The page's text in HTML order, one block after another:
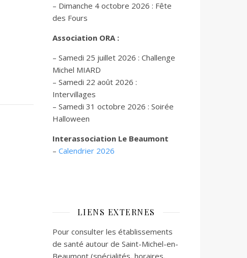
– Dimanche 4 octobre 2026 : Fête
des Fours
Association ORA :
– Samedi 25 juillet 2026 : Challenge
Michel MIARD
– Samedi 22 août 2026 :
Intervillages
– Samedi 31 octobre 2026 : Soirée
Halloween
Interassociation Le Beaumont
– Calendrier 2026
LIENS EXTERNES
Pour consulter les établissements
de santé autour de Saint-Michel-en-
Beaumont (spécialités, horaires,